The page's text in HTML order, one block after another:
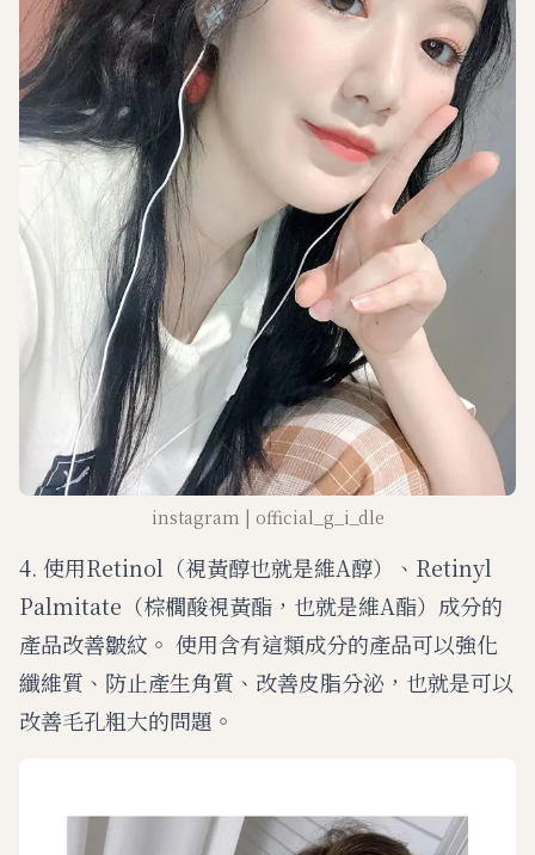
instagram | official_g_i_dle
4. 使用Retinol（視黃醇也就是維A醇）、Retinyl
Palmitate（棕櫚酸視黃酯，也就是維A酯）成分的
產品改善皺紋。 使用含有這類成分的產品可以強化
纖維質、防止產生角質、改善皮脂分泌，也就是可以
改善毛孔粗大的問題。